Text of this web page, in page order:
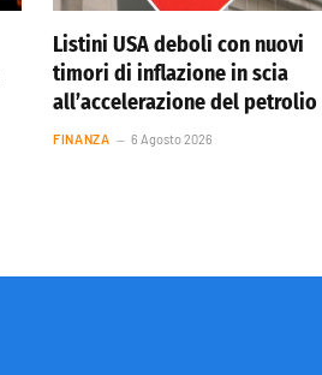
Listini USA deboli con nuovi
timori di inflazione in scia
all’accelerazione del petrolio
FINANZA 6 Agosto 2026